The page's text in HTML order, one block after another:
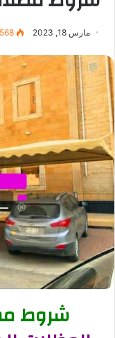
مارس 18, 2023 568
شروط